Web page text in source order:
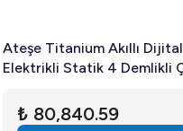
Ateşe Titanium Akıllı Dijital
Elektrikli Statik 4 Demlikli
₺ 80,840.59